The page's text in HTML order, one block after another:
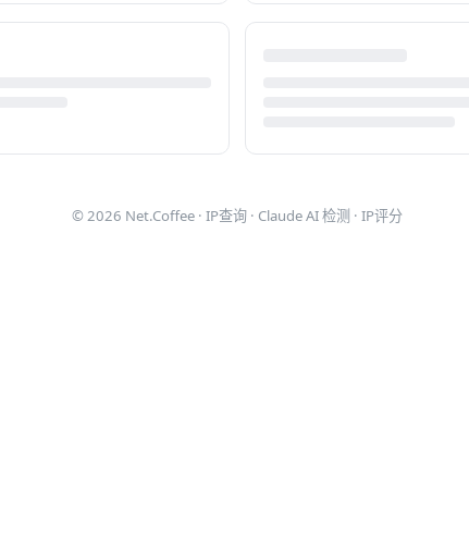
© 2026 Net.Coffee · IP查询 · Claude AI 检测 · IP评分